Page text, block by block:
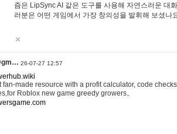
즘은 LipSync AI 같은 도구를 사용해 자연스러운 대
러분은 어떤 게임에서 가장 창의성을 발휘해 보셨나
26-07-27 12:57
made resource with a profit calculator, code
Roblox new game greedy growers。